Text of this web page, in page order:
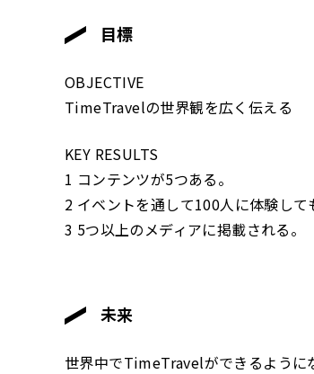
目標
OBJECTIVE
TimeTravelの世界観を広く伝える
KEY RESULTS
1 コンテンツが5つある。
2 イベントを通して100人に体験して
3 5つ以上のメディアに掲載される。
未来
世界中でTimeTravelができるように